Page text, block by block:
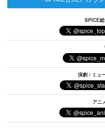
SPICE
演劇 / ミュ
アニ